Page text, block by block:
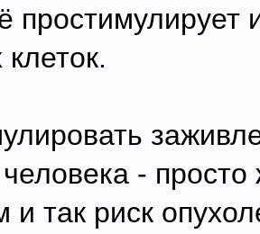
простимулирует
-
и так риск